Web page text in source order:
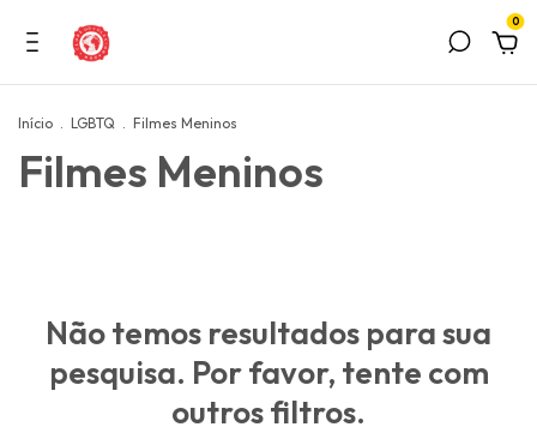
0
Início . LGBTQ . Filmes Meninos
Filmes Meninos
Não temos resultados para sua
pesquisa. Por favor, tente com
outros filtros.